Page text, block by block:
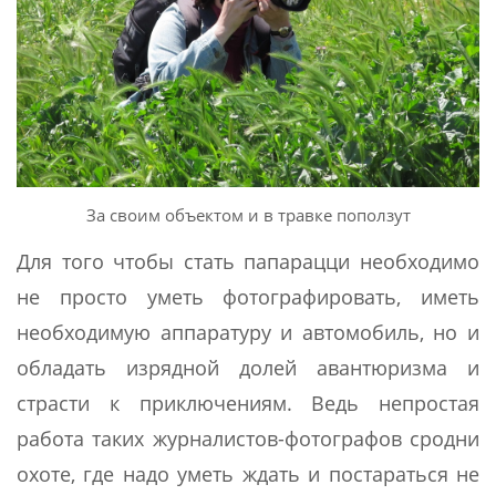
За своим объектом и в травке поползут
Для того чтобы стать папарацци необходимо
не просто уметь фотографировать, иметь
необходимую аппаратуру и автомобиль, но и
обладать изрядной долей авантюризма и
страсти к приключениям. Ведь непростая
работа таких журналистов-фотографов сродни
охоте, где надо уметь ждать и постараться не